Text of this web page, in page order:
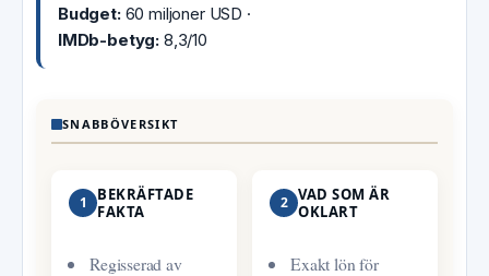
Budget:60 miljoner USD ·
IMDb-betyg: 8,3/10
SNABBÖVERSIKT
1
BEKRÄFTADE
FAKTA
Regisserad av
2 VAD SOM ÄR
OKLART
Exakt lön för